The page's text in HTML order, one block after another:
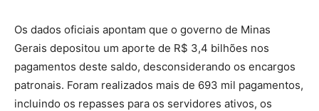
Os dados oficiais apontam que o governo de Minas
Gerais depositou um aporte de R$ 3,4 bilhões nos
pagamentos deste saldo, desconsiderando os encargos
patronais. Foram realizados mais de 693 mil pagamentos,
incluindo os repasses para os servidores ativos, os